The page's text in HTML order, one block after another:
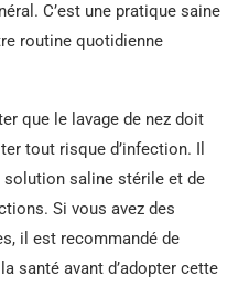
C’est une pratique saine
routine quotidienne
que le lavage de nez doit
tout risque d’infection. Il
solution saline stérile et de
Si vous avez des
il est recommandé de
santé avant d’adopter cette